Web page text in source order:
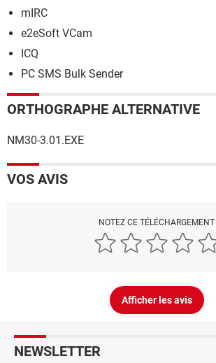
mIRC
e2eSoft VCam
ICQ
PC SMS Bulk Sender
ORTHOGRAPHE ALTERNATIVE
NM30-3.01.EXE
VOS AVIS
NOTEZ CE TÉLÉCHARGEMENT
Afficher les avis
NEWSLETTER